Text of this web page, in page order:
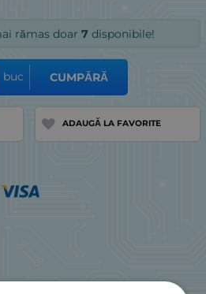
rămas doar 7 disponibile!
buc CUMPĂRĂ
ADAUGĂ LA FAVORITE